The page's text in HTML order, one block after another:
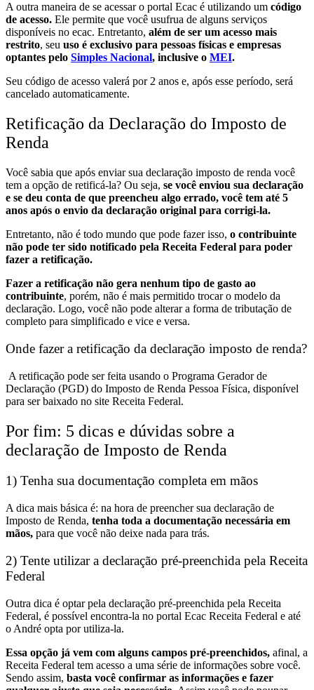
A outra maneira de se acessar o portal Ecac é utilizando um código
de acesso. Ele permite que você usufrua de alguns serviços
disponíveis no ecac. Entretanto, além de ser um acesso mais
restrito, seu uso é exclusivo para pessoas físicas e empresas
optantes pelo Simples Nacional, inclusive o MEI.
Seu código de acesso valerá por 2 anos e, após esse período, será
cancelado automaticamente.
Retificação da Declaração do Imposto de
Renda
Você sabia que após enviar sua declaração imposto de renda você
tem a opção de retificá-la? Ou seja, se você enviou sua declaração
e se deu conta de que preencheu algo errado, você tem até 5
anos após o envio da declaração original para corrigi-la.
Entretanto, não é todo mundo que pode fazer isso, o contribuinte
não pode ter sido notificado pela Receita Federal para poder
fazer a retificação.
Fazer a retificação não gera nenhum tipo de gasto ao
contribuinte, porém, não é mais permitido trocar o modelo da
declaração. Logo, você não pode alterar a forma de tributação de
completo para simplificado e vice e versa.
Onde fazer a retificação da declaração imposto de renda?
A retificação pode ser feita usando o Programa Gerador de
Declaração (PGD) do Imposto de Renda Pessoa Física, disponível
para ser baixado no site Receita Federal.
Por fim: 5 dicas e dúvidas sobre a
declaração de Imposto de Renda
1) Tenha sua documentação completa em mãos
A dica mais básica é: na hora de preencher sua declaração de
Imposto de Renda, tenha toda a documentação necessária em
mãos, para que você não deixe nada para trás.
2) Tente utilizar a declaração pré-preenchida pela Receita
Federal
Outra dica é optar pela declaração pré-preenchida pela Receita
Federal, é possível encontra-la no portal Ecac Receita Federal e até
o André opta por utiliza-la.
Essa opção já vem com alguns campos pré-preenchidos, afinal, a
Receita Federal tem acesso a uma série de informações sobre você.
Sendo assim, basta você confirmar as informações e fazer